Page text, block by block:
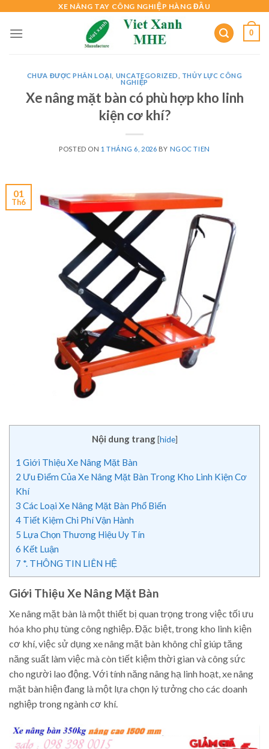
content
XE NÂNG TAY CÔNG NGHIỆP HÀNG ĐẦU
0
CHƯA ĐƯỢC PHÂN LOẠI UNCATEGORIZED
THỦY LỰC CÔNG
NGHIỆP
Xe nâng mặt bàn có phù hợp kho linh
kiện cơ khí?
POSTED ON 1 THÁNG 6, 2026 BY NGOC TIEN
01
Th6
Nội dung trang [hide]
1 Giới Thiệu Xe Nâng Mặt Bàn
2 Ưu Điểm Của Xe Nâng Mặt Bàn Trong Kho Linh Kiện Cơ
Khí
3 Các Loại Xe Nâng Mặt Bàn Phổ Biến
4 Tiết Kiệm Chi Phí Vận Hành
5 Lựa Chọn Thương Hiệu Uy Tín
6 Kết Luận
7 *. THÔNG TIN LIÊN HỆ
Giới Thiệu Xe Nâng Mặt Bàn
Xe nâng mặt bàn là một thiết bị quan trọng trong việc tối ưu
hóa kho phụ tùng công nghiệp. Đặc biệt, trong kho linh kiện
cơ khí, việc sử dụng xe nâng mặt bàn không chỉ giúp tăng
năng suất làm việc mà còn tiết kiệm thời gian và công sức
cho người lao động. Với tính năng nâng hạ linh hoạt, xe nâng
mặt bàn hiện đang là một lựa chọn lý tưởng cho các doanh
nghiệp trong ngành cơ khí.